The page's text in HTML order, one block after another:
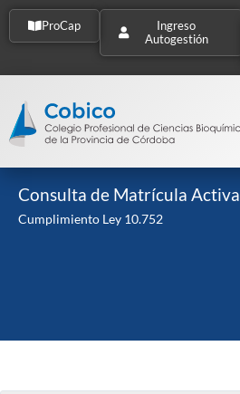
ProCap
Ingreso
Autogestión
Consulta de Matrícula Activa
Cumplimiento Ley 10.752